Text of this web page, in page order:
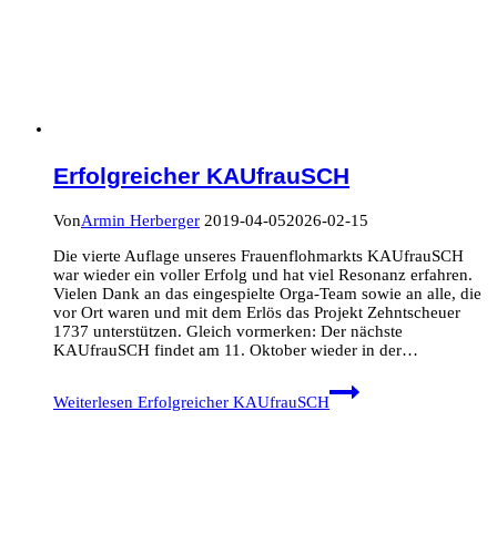
Erfolgreicher KAUfrauSCH
VonArmin Herberger 2019-04-052026-02-15
Die vierte Auflage unseres Frauenflohmarkts KAUfrauSCH
war wieder ein voller Erfolg und hat viel Resonanz erfahren.
Vielen Dank an das eingespielte Orga-Team sowie an alle, die
vor Ort waren und mit dem Erlös das Projekt Zehntscheuer
1737 unterstützen. Gleich vormerken: Der nächste
KAUfrauSCH findet am 11. Oktober wieder in der…
Weiterlesen Erfolgreicher KAUfrauSCH